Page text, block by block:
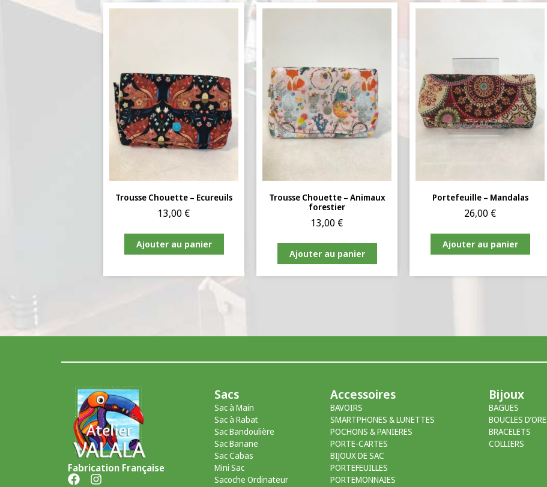
Trousse Chouette – Ecureuils
13,00 €
Ajouter au panier
Trousse Chouette – Animaux
forestier
13,00 €
Ajouter au panier
Portefeuille – Mandalas
26,00 €
Ajouter au panier
Fabrication Française
Sacs
Sac à Main
Sac à Rabat
Sac Bandoulière
Sac Banane
Sac Cabas
Mini Sac
Sacoche Ordinateur
Accessoires
BAVOIRS
SMARTPHONES & LUNETTES
POCHONS & PANIERES
PORTE-CARTES
BIJOUX DE SAC
PORTEFEUILLES
PORTEMONNAIES
Bijoux
BAGUES
BOUCLES
BRACELETS
COLLIERS